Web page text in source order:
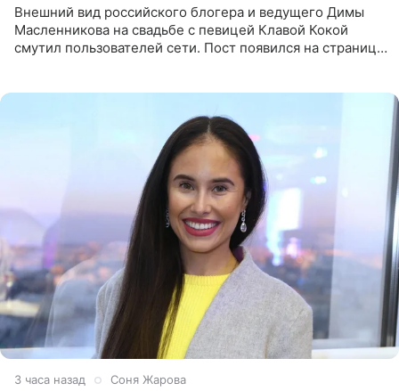
Внешний вид российского блогера и ведущего Димы
Масленникова на свадьбе с певицей Клавой Кокой
смутил пользователей сети. Пост появился на странице
3 часа назад Соня Жарова